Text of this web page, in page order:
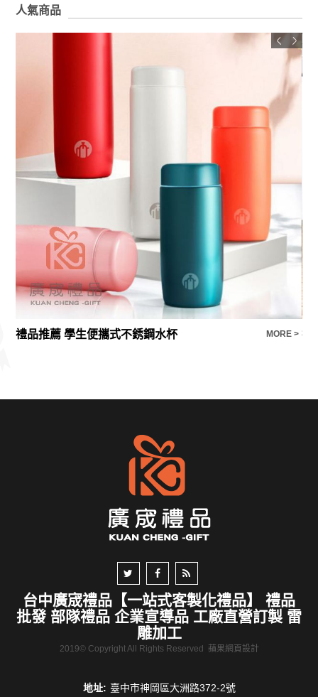
人氣商品
禮品推薦 學生便攜式不銹鋼水杯 MORE > 禮
台中廣宬禮品【一站式客製化禮品】 禮品
批發 部隊禮品 企業宣導品 工廠直營訂製 雷
雕加工
2019© Copyright All Rights Reserved 蘋果網頁設計
地址: 臺中市神岡區大洲路372-2號